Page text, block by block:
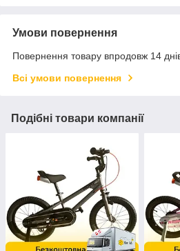
Умови повернення
Повернення товару впродовж 14
Всі умови повернення
Подібні товари компанії